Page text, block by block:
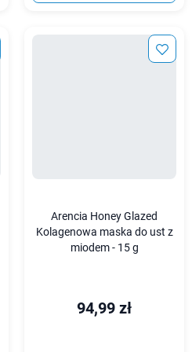
Arencia Honey Glazed
Kolagenowa maska do ust z
miodem - 15 g
94,99 zł